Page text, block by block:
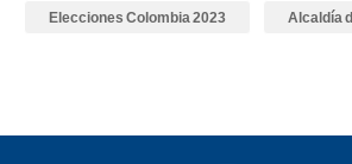
Elecciones Colombia 2023 Alcaldía